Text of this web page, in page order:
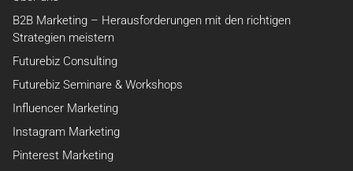
B2B Marketing – Herausforderungen mit den richtigen
Strategien meistern
Futurebiz Consulting
Futurebiz Seminare & Workshops
Influencer Marketing
Instagram Marketing
Pinterest Marketing